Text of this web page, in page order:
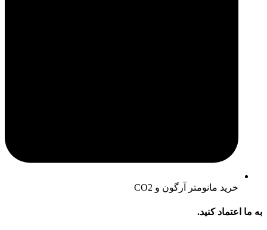
خرید مانومتر آرگون و CO2
به ما اعتماد کنید.